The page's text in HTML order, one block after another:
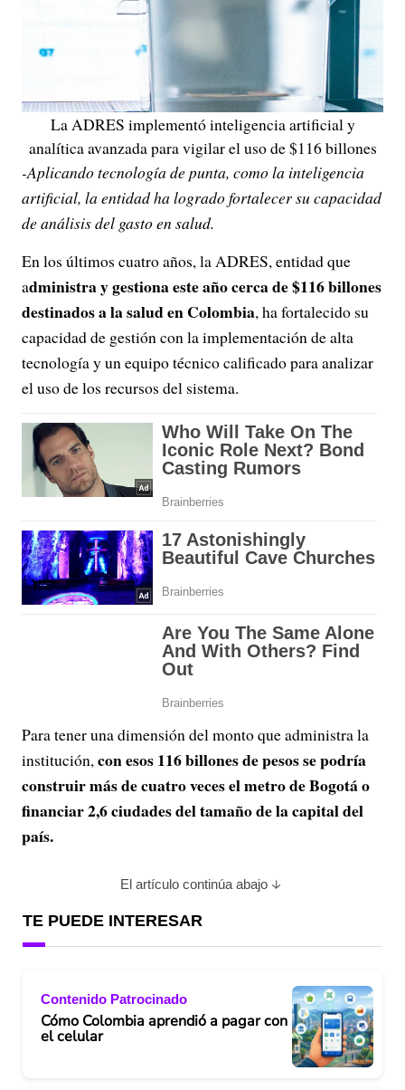
La ADRES implementó inteligencia artificial y
analítica avanzada para vigilar el uso de $116 billones
-Aplicando tecnología de punta, como la inteligencia
artificial, la entidad ha logrado fortalecer su capacidad
de análisis del gasto en salud.
En los últimos cuatro años, la ADRES, entidad que
administra y gestiona este año cerca de $116 billones
destinados a la salud en Colombia, ha fortalecido su
capacidad de gestión con la implementación de alta
tecnología y un equipo técnico calificado para analizar
el uso de los recursos del sistema.
Para tener una dimensión del monto que administra la
institución, con esos 116 billones de pesos se podría
construir más de cuatro veces el metro de Bogotá o
financiar 2,6 ciudades del tamaño de la capital del
país.
El artículo continúa abajo
TE PUEDE INTERESAR
Contenido Patrocinado
Cómo Colombia aprendió a pagar con
el celular